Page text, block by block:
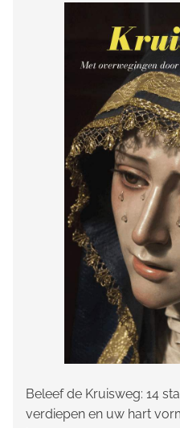
Beleef de Kruisweg: 14
verdiepen en uw hart